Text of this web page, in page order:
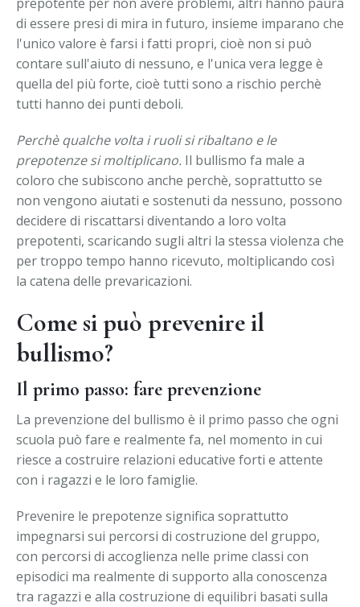
prepotente per non avere problemi, altri hanno paura
di essere presi di mira in futuro, insieme imparano che
l'unico valore è farsi i fatti propri, cioè non si può
contare sull'aiuto di nessuno, e l'unica vera legge è
quella del più forte, cioè tutti sono a rischio perchè
tutti hanno dei punti deboli.
Perchè qualche volta i ruoli si ribaltano e le
prepotenze si moltiplicano. Il bullismo fa male a
coloro che subiscono anche perchè, soprattutto se
non vengono aiutati e sostenuti da nessuno, possono
decidere di riscattarsi diventando a loro volta
prepotenti, scaricando sugli altri la stessa violenza che
per troppo tempo hanno ricevuto, moltiplicando così
la catena delle prevaricazioni.
Come si può prevenire il
bullismo?
Il primo passo: fare prevenzione
La prevenzione del bullismo è il primo passo che ogni
scuola può fare e realmente fa, nel momento in cui
riesce a costruire relazioni educative forti e attente
con i ragazzi e le loro famiglie.
Prevenire le prepotenze significa soprattutto
impegnarsi sui percorsi di costruzione del gruppo,
con percorsi di accoglienza nelle prime classi con
episodici ma realmente di supporto alla conoscenza
tra ragazzi e alla costruzione di equilibri basati sulla